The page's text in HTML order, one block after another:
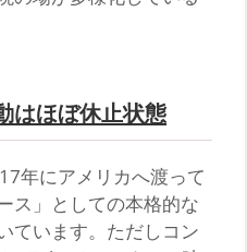
はほぼ休止状態
年にアメリカへ渡って
ス」としての本格的な
ています。ただしコン